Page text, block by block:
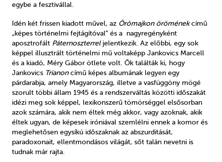
egybe a fesztivállal.
Idén két frissen kiadott művel, az Örömajkon öröménekcímű
„képes történelmi fejtágítóval” és a nagyregényként
aposztrofált Páternoszterreljelentkezik. Az előbbi, egy sok
képpel illusztrált történelmi mű voltaképp Jankovics Marcell
és a kiadó, Méry Gábor ötlete volt. Ők találták ki, hogy
Jankovics Trianoncímű képes albumának legyen egy
párdarabja, amely Magyarország, illetve a vasfüggöny mögé
szorult többi állam 1945 és a rendszerváltás közötti időszakát
idézi meg sok képpel, lexikonszerű tömörséggel elsősorban
azok számára, akik nem éltek még akkor, vagy azoknak, akik
éltek ugyan, de képesek iróniával szemlélni ennek a komor és
meglehetősen egysíkú időszaknak az abszurditását,
paradoxonait, ellentmondásos világát, sőt talán nevetni is
tudnak már rajta.